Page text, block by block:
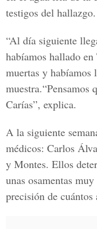
testigos del hallazgo.
“Al día siguiente
habíamos hallado
muertas y habíamos
muestra.“Pensamos
Carías”, explica.
A la siguiente
médicos: Carlos
y Montes. Ellos
unas osamentas
precisión de cuántos